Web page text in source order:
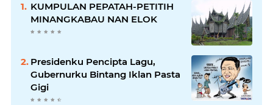
KUMPULAN PEPATAH-PETITIH
MINANGKABAU NAN ELOK
Presidenku Pencipta Lagu,
Gubernurku Bintang Iklan Pasta
Gigi